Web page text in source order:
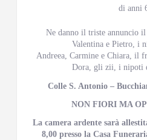
di anni
Ne danno il triste annuncio
Valentina e Pietro, i
Andreea, Carmine e Chiara, il
Dora, gli zii, i nipoti
Colle S. Antonio –
NON FIORI MA
La camera ardente sarà
8,00 presso la Casa